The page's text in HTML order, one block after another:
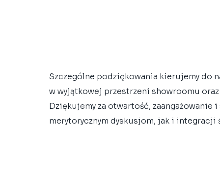
Szczególne podziękowania kierujemy do
w wyjątkowej przestrzeni showroomu
Dziękujemy za otwartość,
merytorycznym dyskusjom, jak i integracji